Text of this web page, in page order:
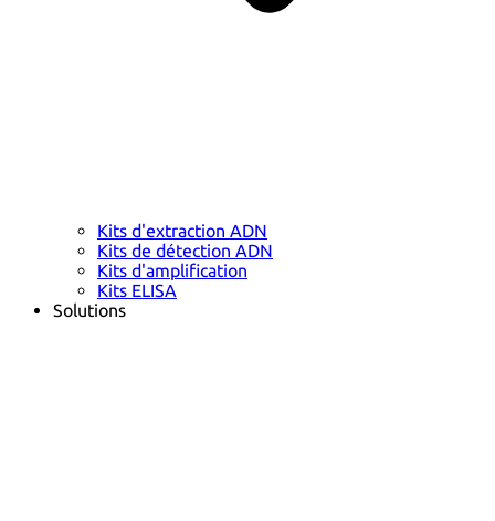
Kits d'extraction ADN
Kits de détection ADN
Kits d'amplification
Kits ELISA
Solutions